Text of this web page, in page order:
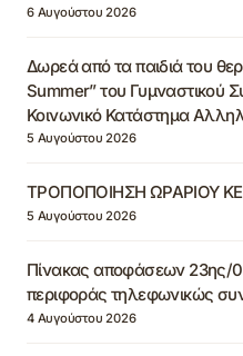
6 Αυγούστου 2026
Δωρεά από τα παιδιά του
Summer” του Γυμναστικού
Κοινωνικό Κατάστημα
5 Αυγούστου 2026
ΤΡΟΠΟΠΟΙΗΣΗ ΩΡΑΡΙΟΥ
5 Αυγούστου 2026
Πίνακας αποφάσεων 23ης/
περιφοράς τηλεφωνικώς
4 Αυγούστου 2026